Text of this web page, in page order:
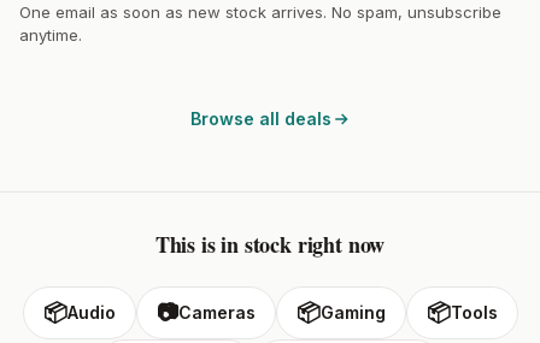
One email as soon as new stock arrives. No spam, unsubscribe
anytime.
Browse all deals
This is in stock right now
📦Audio 📷Cameras 📦Gaming 📦Tools